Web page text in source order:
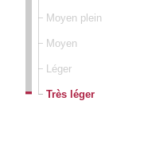
Très léger
Léger
Moyen
Moyen plein